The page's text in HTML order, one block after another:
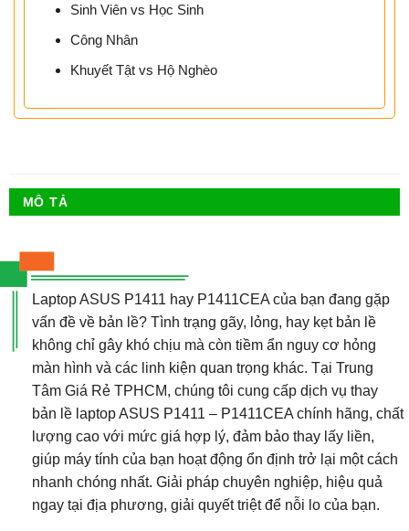
Sinh Viên vs Học Sinh
Công Nhân
Khuyết Tật vs Hộ Nghèo
MÔ TẢ
Laptop ASUS P1411 hay P1411CEA của bạn đang gặp
vấn đề về bản lề? Tình trạng gãy, lỏng, hay kẹt bản lề
không chỉ gây khó chịu mà còn tiềm ẩn nguy cơ hỏng
màn hình và các linh kiện quan trọng khác. Tại Trung
Tâm Giá Rẻ TPHCM, chúng tôi cung cấp dịch vụ thay
bản lề laptop ASUS P1411 – P1411CEA chính hãng, chất
lượng cao với mức giá hợp lý, đảm bảo thay lấy liền,
giúp máy tính của bạn hoạt động ổn định trở lại một cách
nhanh chóng nhất. Giải pháp chuyên nghiệp, hiệu quả
ngay tại địa phương, giải quyết triệt để nỗi lo của bạn.